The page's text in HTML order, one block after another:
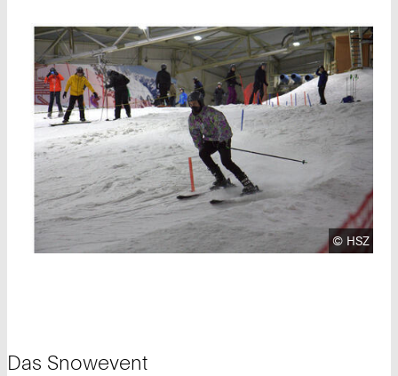
© HSZ
Das Snowevent